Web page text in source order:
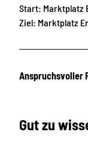
Start: Marktplatz
Ziel: Marktplatz
Anspruchsvoller
Gut zu